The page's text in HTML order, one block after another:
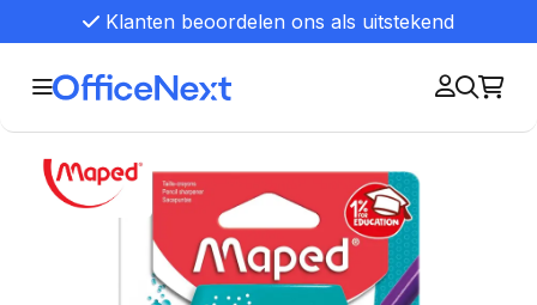
Klanten beoordelen ons als uitstekend